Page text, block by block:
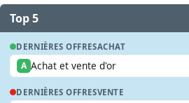
Top 5
DERNIÈRES OFFRESACHAT
A Achat et vente d'or
DERNIÈRES OFFRESVENTE